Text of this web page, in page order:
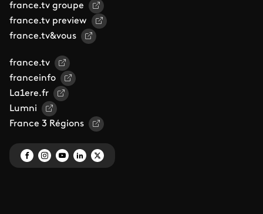
france.tv groupe
france.tv preview
france.tv&vous
france.tv
franceinfo
La1ere.fr
Lumni
France 3 Régions